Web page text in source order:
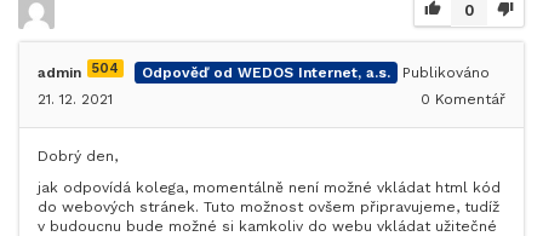
0
admin 504 Odpověď od WEDOS Internet, a.s.
Publikováno
21. 12. 2021
0 Komentář
Dobrý den,
jak odpovídá kolega, momentálně není možné vkládat html kód
do webových stránek. Tuto možnost ovšem připravujeme, tudíž
v budoucnu bude možné si kamkoliv do webu vkládat užitečné